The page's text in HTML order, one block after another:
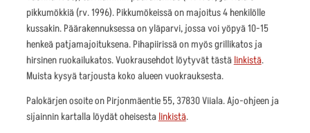
pikkumökkiä (rv. 1996). Pikkumökeissä on majoitus 4 henkilölle
kussakin. Päärakennuksessa on yläparvi, jossa voi yöpyä 10-15
henkeä patjamajoituksena. Pihapiirissä on myös grillikatos ja
hirsinen ruokailukatos. Vuokrausehdot löytyvät tästälinkistä.
Muista kysyä tarjousta koko alueen vuokrauksesta.
Palokärjen osoite on Pirjonmäentie 55, 37830 Viiala. Ajo-ohjeen ja
sijainnin kartalla löydät oheisestalinkistä.